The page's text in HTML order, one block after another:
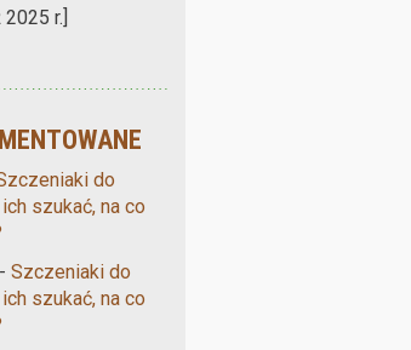
r.]
do
szukać, na co
- Szczeniaki do
szukać, na co